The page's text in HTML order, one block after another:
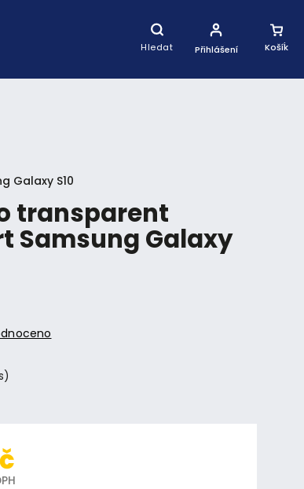
Hledat
Nákupní
Košík
Přihlášení
transparent
Samsung Galaxy
Galaxy S10